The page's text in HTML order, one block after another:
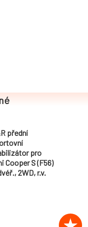
přední
pro
Cooper S (F56)
2WD, r.v.